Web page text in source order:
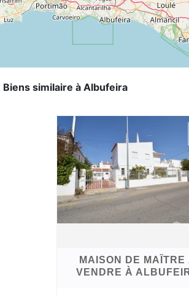
Biens similaire à Albufeira
MAISON DE MAÎTRE
VENDRE À